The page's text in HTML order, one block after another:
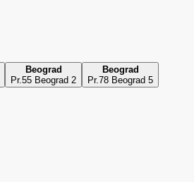
Beograd
Pr.55 Beograd 2
Beograd
Pr.78 Beograd 5